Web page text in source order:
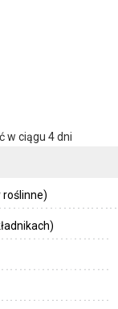
w ciągu 4 dni
roślinne)